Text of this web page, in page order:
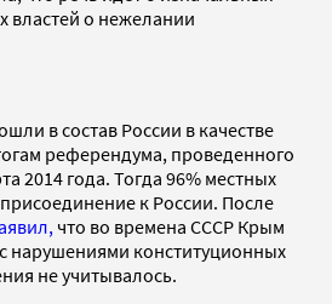
властей о нежелании
в состав России в качестве
референдума, проведенного
2014 года. Тогда 96% местных
к России. После
что во времена СССР Крым
нарушениями конституционных
не учитывалось.